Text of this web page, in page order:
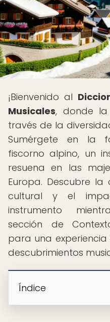
¡Bienvenido al
Musicales, donde
través de la
Sumérgete en la
fiscorno alpino, un
resuena en las
Europa. Descubre
cultural y el
instrumento
sección de
para una
descubrimientos
Índice